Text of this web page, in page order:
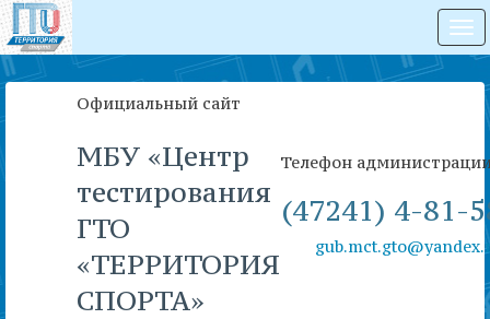
Официальный сайт
МБУ «Центр
тестирования
ГТО
«ТЕРРИТОРИЯ
СПОРТА»
Телефон
(47241) 4-81-